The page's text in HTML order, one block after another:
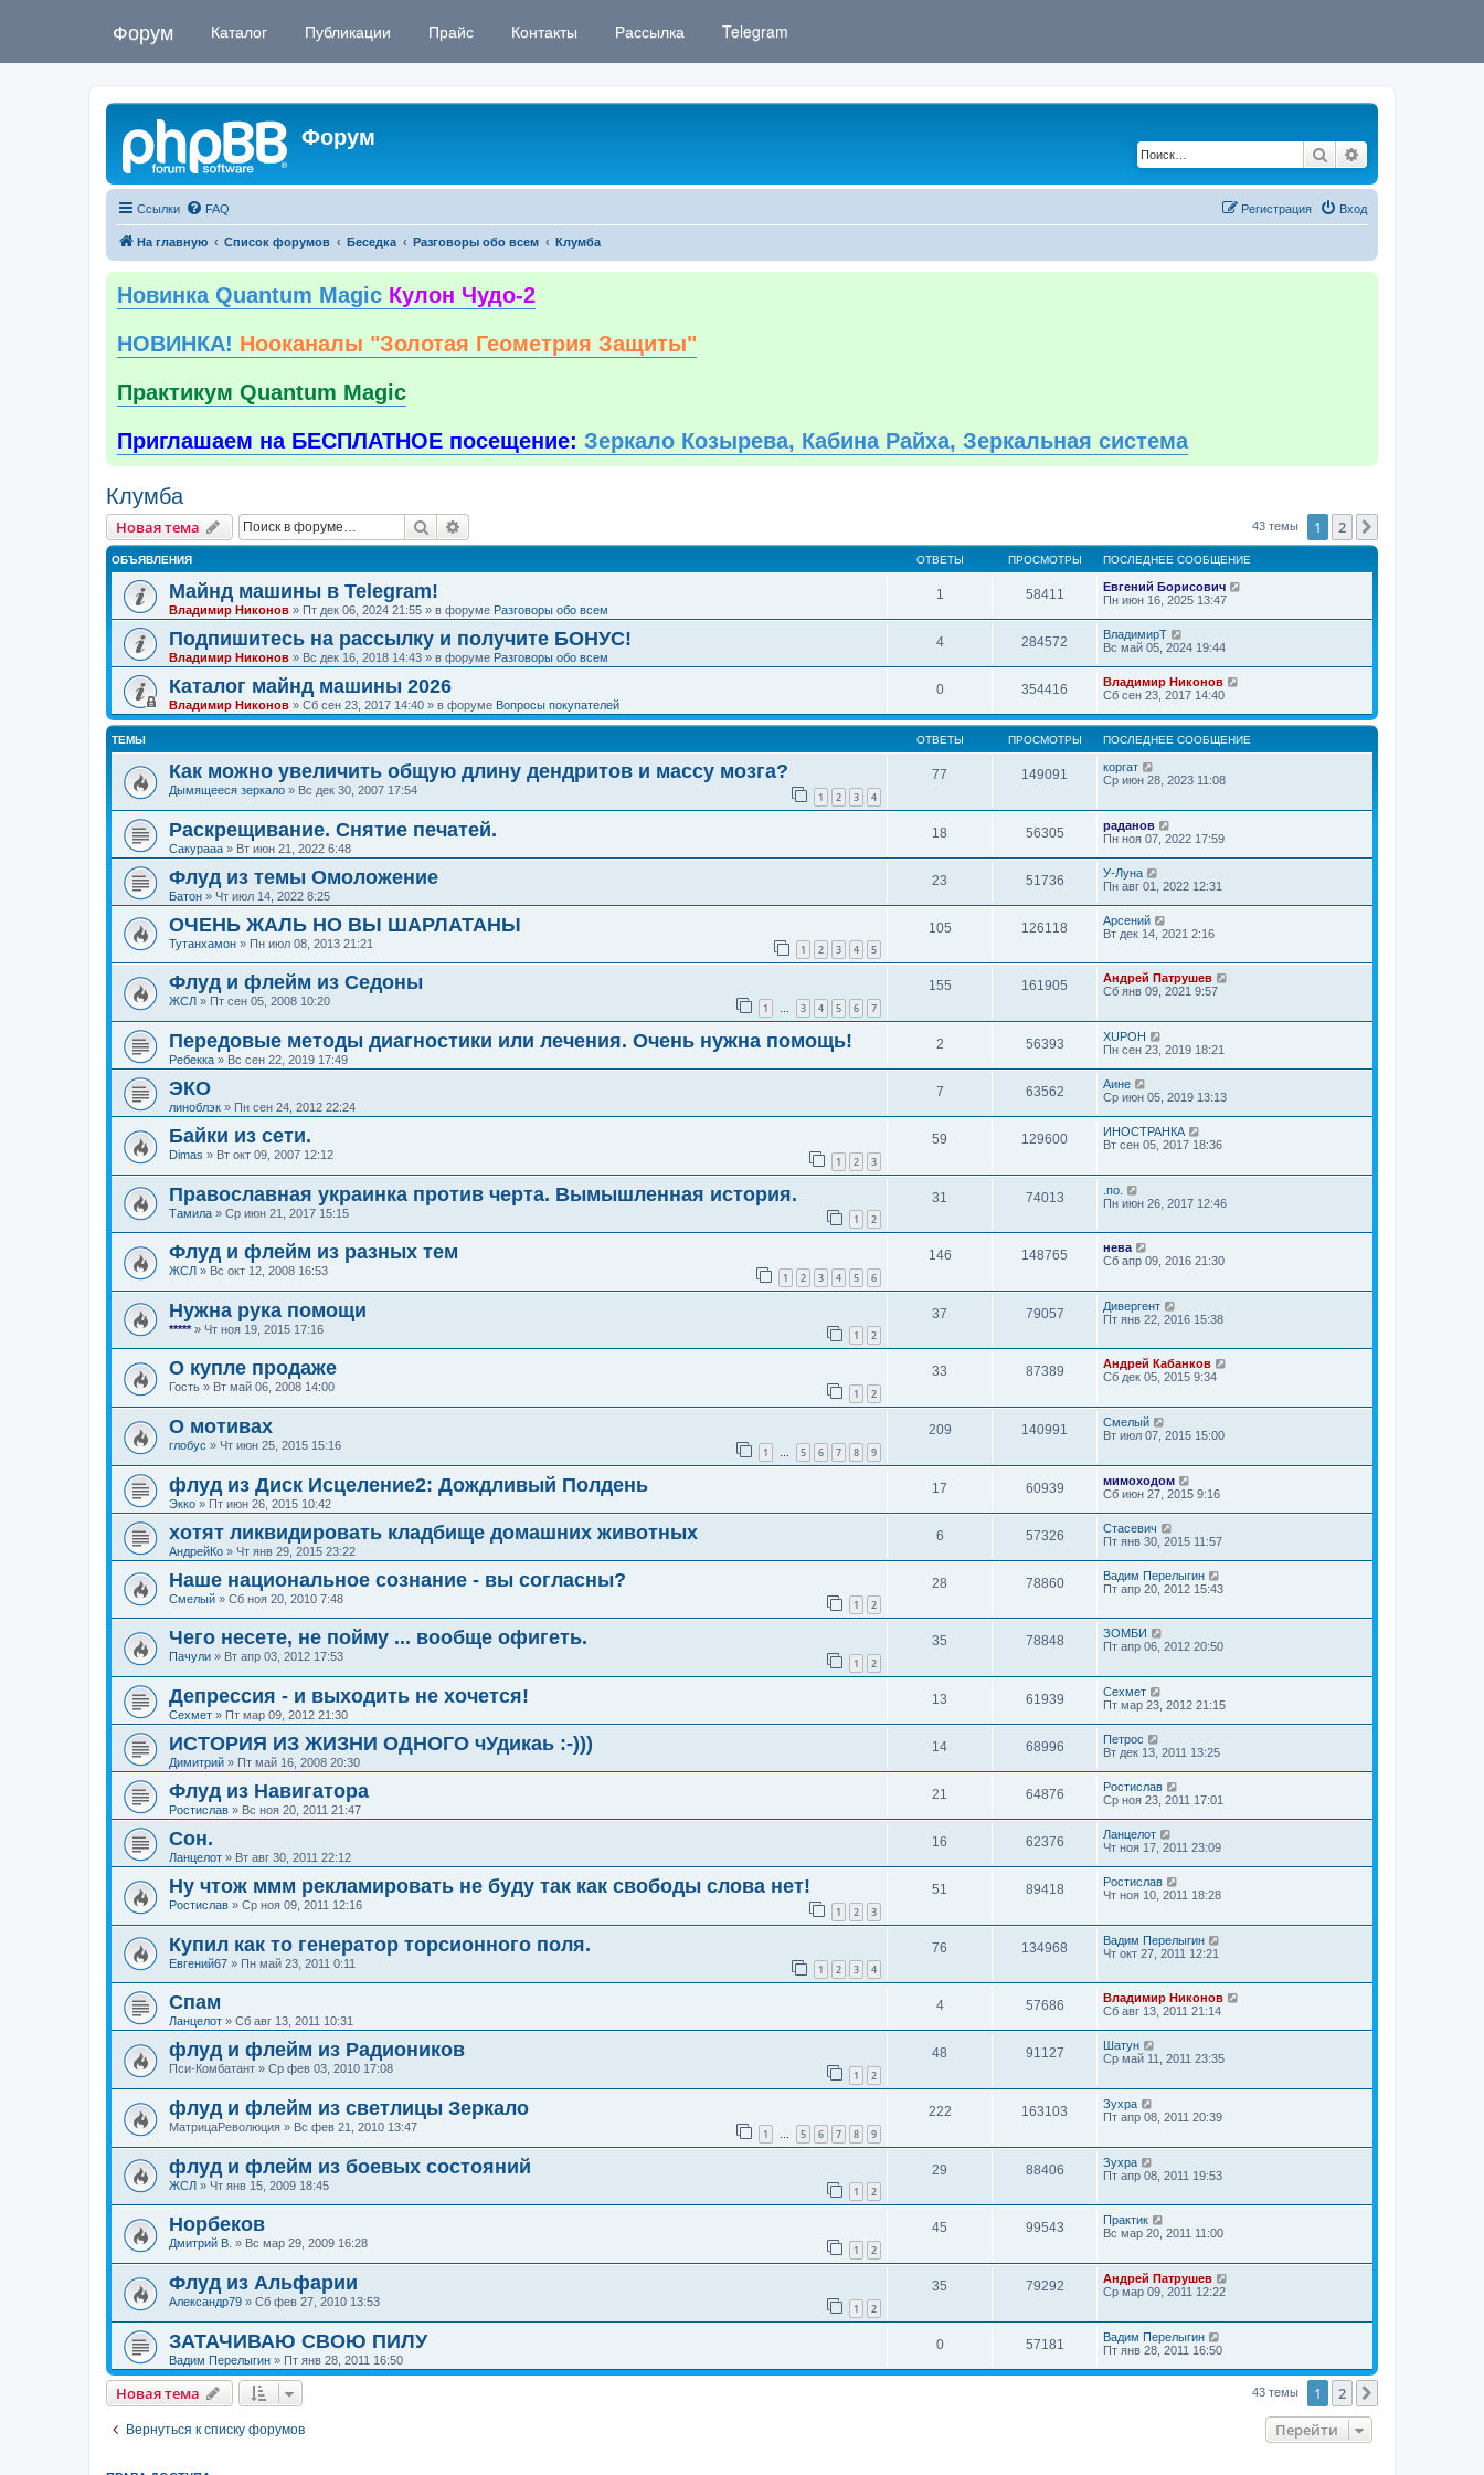
Форум Каталог Публикации Прайс Контакты Рассылка Telegram
Форум
Поиск
Ссылки FAQ Вход
Регистрация
На главную Список форумов Беседка Разговоры обо всем Клумба
Новинка Quantum Magic Кулон Чудо-2
НОВИНКА! Нооканалы "Золотая Геометрия Защиты"
Практикум Quantum Magic
Приглашаем на БЕСПЛАТНОЕ посещение: Зеркало Козырева, Кабина Райха, Зеркальная система
Клумба
Новая тема Поиск 43 темы 1 2
ОБЪЯВЛЕНИЯ ОТВЕТЫ ПРОСМОТРЫ ПОСЛЕДНЕЕ СООБЩЕНИЕ
Майнд машины в Telegram!
Владимир Никонов » Пт дек 06, 2024 21:55 » в форуме Разговоры обо всем
1 58411
Евгений Борисович
Пн июн 16, 2025 13:47
Подпишитесь на рассылку и получите БОНУС!
Владимир Никонов » Вс дек 16, 2018 14:43 » в форуме Разговоры обо всем
4 284572
ВладимирТ
Вс май 05, 2024 19:44
Каталог майнд машины 2026
Владимир Никонов » Сб сен 23, 2017 14:40 » в форуме Вопросы покупателей
0 354416
Владимир Никонов
Сб сен 23, 2017 14:40
ТЕМЫ ОТВЕТЫ ПРОСМОТРЫ ПОСЛЕДНЕЕ СООБЩЕНИЕ
Как можно увеличить общую длину дендритов и массу мозга?
Дымящееся зеркало » Вс дек 30, 2007 17:54 1 2 3 4
77 149091
коргат
Ср июн 28, 2023 11:08
Раскрещивание. Снятие печатей.
Сакурааа » Вт июн 21, 2022 6:48
18 56305
раданов
Пн ноя 07, 2022 17:59
Флуд из темы Омоложение
Батон » Чт июл 14, 2022 8:25
23 51736
У-Луна
Пн авг 01, 2022 12:31
ОЧЕНЬ ЖАЛЬ НО ВЫ ШАРЛАТАНЫ
Тутанхамон » Пн июл 08, 2013 21:21 1 2 3 4 5
105 126118
Арсений
Вт дек 14, 2021 2:16
Флуд и флейм из Седоны
ЖСЛ » Пт сен 05, 2008 10:20 1 … 3 4 5 6 7
155 161905
Андрей Патрушев
Сб янв 09, 2021 9:57
Передовые методы диагностики или лечения. Очень нужна помощь!
Ребекка » Вс сен 22, 2019 17:49
2 56393
XUPOH
Пн сен 23, 2019 18:21
ЭКО
линоблэк » Пн сен 24, 2012 22:24
7 63562
Аине
Ср июн 05, 2019 13:13
Байки из сети.
Dimas » Вт окт 09, 2007 12:12 1 2 3
59 129600
ИНОСТРАНКА
Вт сен 05, 2017 18:36
Православная украинка против черта. Вымышленная история.
Тамила » Ср июн 21, 2017 15:15 1 2
31 74013
.по.
Пн июн 26, 2017 12:46
Флуд и флейм из разных тем
ЖСЛ » Вс окт 12, 2008 16:53 1 2 3 4 5 6
146 148765
нева
Сб апр 09, 2016 21:30
Нужна рука помощи
*****» Чт ноя 19, 2015 17:16 1 2
37 79057
Дивергент
Пт янв 22, 2016 15:38
О купле продаже
Гость » Вт май 06, 2008 14:00 1 2
33 87389
Андрей Кабанков
Сб дек 05, 2015 9:34
О мотивах
глобус » Чт июн 25, 2015 15:16 1 … 5 6 7 8 9
209 140991
Смелый
Вт июл 07, 2015 15:00
флуд из Диск Исцеление2: Дождливый Полдень
Экко » Пт июн 26, 2015 10:42
17 60939
мимоходом
Сб июн 27, 2015 9:16
хотят ликвидировать кладбище домашних животных
АндрейКо » Чт янв 29, 2015 23:22
6 57326
Стасевич
Пт янв 30, 2015 11:57
Наше национальное сознание - вы согласны?
Смелый » Сб ноя 20, 2010 7:48 1 2
28 78860
Вадим Перелыгин
Пт апр 20, 2012 15:43
Чего несете, не пойму ... вообще офигеть.
Пачули » Вт апр 03, 2012 17:53 1 2
35 78848
ЗОМБИ
Пт апр 06, 2012 20:50
Депрессия - и выходить не хочется!
Сехмет » Пт мар 09, 2012 21:30
13 61939
Сехмет
Пт мар 23, 2012 21:15
ИСТОРИЯ ИЗ ЖИЗНИ ОДНОГО чУдикаь :-)))
Димитрий » Пт май 16, 2008 20:30
14 68996
Петрос
Вт дек 13, 2011 13:25
Флуд из Навигатора
Ростислав » Вс ноя 20, 2011 21:47
21 64876
Ростислав
Ср ноя 23, 2011 17:01
Сон.
Ланцелот » Вт авг 30, 2011 22:12
16 62376
Ланцелот
Чт ноя 17, 2011 23:09
Ну чтож ммм рекламировать не буду так как свободы слова нет!
Ростислав » Ср ноя 09, 2011 12:16 1 2 3
51 89418
Ростислав
Чт ноя 10, 2011 18:28
Купил как то генератор торсионного поля.
Евгений67 » Пн май 23, 2011 0:11 1 2 3 4
76 134968
Вадим Перелыгин
Чт окт 27, 2011 12:21
Спам
Ланцелот » Сб авг 13, 2011 10:31
4 57686
Владимир Никонов
Сб авг 13, 2011 21:14
флуд и флейм из Радиоников
Пси-Комбатант » Ср фев 03, 2010 17:08 1 2
48 91127
Шатун
Ср май 11, 2011 23:35
флуд и флейм из светлицы Зеркало
МатрицаРеволюция » Вс фев 21, 2010 13:47 1 … 5 6 7 8 9
222 163103
Зухра
Пт апр 08, 2011 20:39
флуд и флейм из боевых состояний
ЖСЛ » Чт янв 15, 2009 18:45 1 2
29 88406
Зухра
Пт апр 08, 2011 19:53
Норбеков
Дмитрий В. » Вс мар 29, 2009 16:28 1 2
45 99543
Практик
Вс мар 20, 2011 11:00
Флуд из Альфарии
Александр79 » Сб фев 27, 2010 13:53 1 2
35 79292
Андрей Патрушев
Ср мар 09, 2011 12:22
ЗАТАЧИВАЮ СВОЮ ПИЛУ
Вадим Перелыгин » Пт янв 28, 2011 16:50
0 57181
Вадим Перелыгин
Пт янв 28, 2011 16:50
Новая тема 43 темы 1 2
Вернуться к списку форумов Перейти